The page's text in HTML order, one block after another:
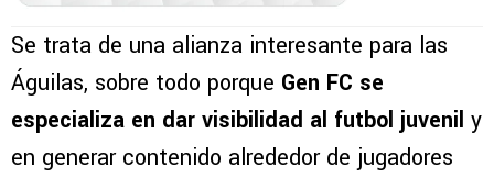
Se trata de una alianza interesante para las
Águilas, sobre todo porque Gen FC se
especializa en dar visibilidad al futbol juvenil y
en generar contenido alrededor de jugadores